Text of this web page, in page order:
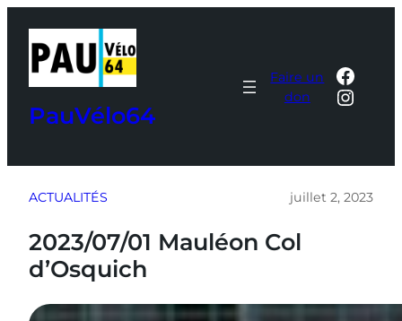
contenu
PauVélo64
Faire un
don
ACTUALITÉS juillet 2, 2023
2023/07/01 Mauléon Col
d’Osquich